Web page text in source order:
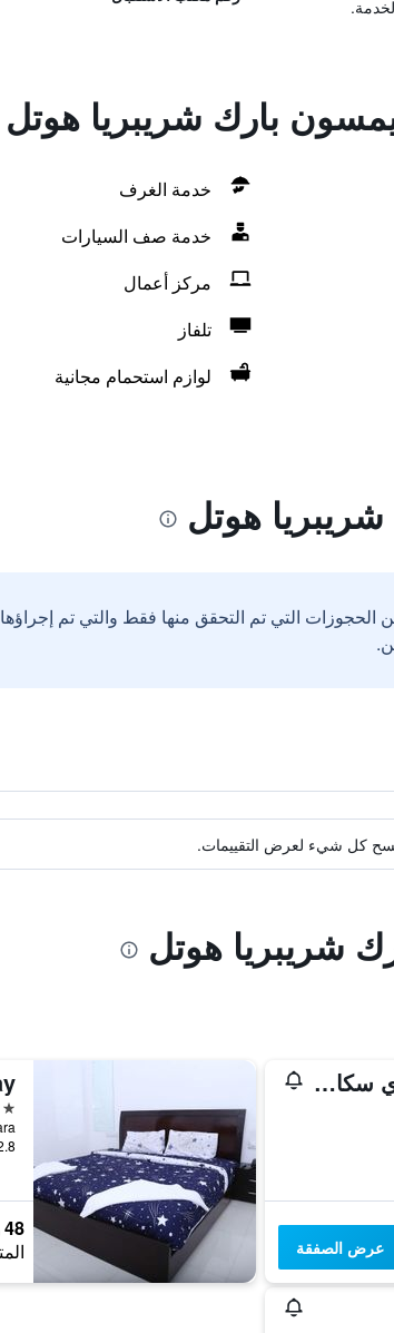
بارك شريبريا هوتل
خدمة الغرف
خدمة صف السيارات
مركز أعمال
تلفاز
لوازم استحمام مجانية
هوتل
الحجوزات التي تم التحقق منها فقط والتي تم
مسح كل شيء لعرض التقييمات.
شريبريا هوتل
هوتل شيفانش إن باي سكاي ستايز
عرض الصفقة
3 نجوم
22.8 كيلومتر
48 ﷼